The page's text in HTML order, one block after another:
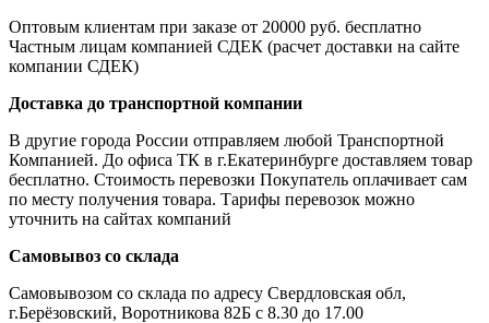
Оптовым клиентам при заказе от 20000 руб. бесплатно
Частным лицам компанией СДЕК (расчет доставки на сайте
компании СДЕК)
Доставка до транспортной компании
В другие города России отправляем любой Транспортной
Компанией. До офиса ТК в г.Екатеринбурге доставляем товар
бесплатно. Стоимость перевозки Покупатель оплачивает сам
по месту получения товара. Тарифы перевозок можно
уточнить на сайтах компаний
Самовывоз со склада
Самовывозом со склада по адресу Свердловская обл,
г.Берёзовский, Воротникова 82Б с 8.30 до 17.00